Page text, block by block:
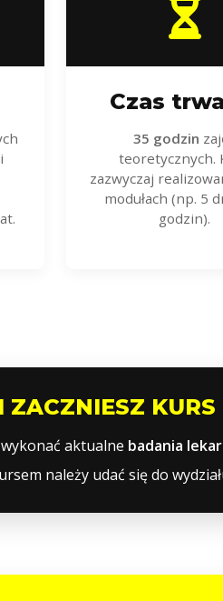
Czas
35 godzin
teoretycznych.
zazwyczaj
modułach (np. 5
godzin).
ZACZNIESZ KURS
aktualne badania
należy udać się do